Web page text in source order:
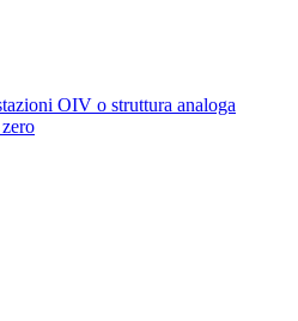
OIV o struttura analoga